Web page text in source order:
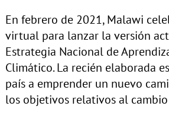
En febrero de 2021, Malawi
virtual para lanzar la versión
Estrategia Nacional de
Climático. La recién elaborada
país a emprender un nuevo
los objetivos relativos al